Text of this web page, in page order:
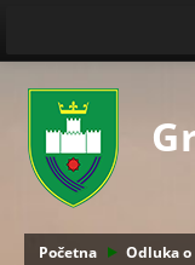
Početna
Odluka